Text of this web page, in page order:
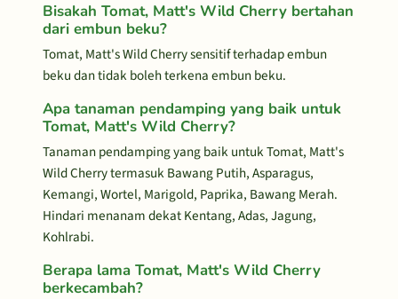
Bisakah Tomat, Matt's Wild Cherry bertahan
dari embun beku?
Tomat, Matt's Wild Cherry sensitif terhadap embun
beku dan tidak boleh terkena embun beku.
Apa tanaman pendamping yang baik untuk
Tomat, Matt's Wild Cherry?
Tanaman pendamping yang baik untuk Tomat, Matt's
Wild Cherry termasuk Bawang Putih, Asparagus,
Kemangi, Wortel, Marigold, Paprika, Bawang Merah.
Hindari menanam dekat Kentang, Adas, Jagung,
Kohlrabi.
Berapa lama Tomat, Matt's Wild Cherry
berkecambah?